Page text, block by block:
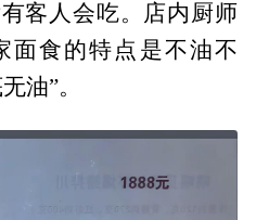
客人会吃。店内厨师
面食的特点是不油不
油”。